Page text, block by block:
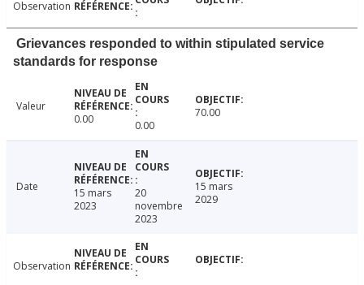
Observation
Grievances responded to within stipulated service
standards for response
Valeur
0.00
0.00
70.00
Date
15 mars
2023
20
novembre
2023
15 mars
2029
Observation